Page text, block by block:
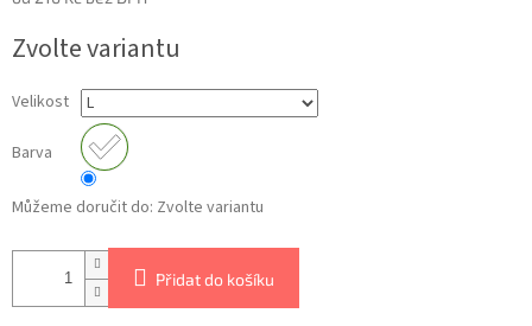
cena:
Zvolte variantu
Velikost
Barva
Můžeme doručit do: Zvolte variantu
Přidat do košíku